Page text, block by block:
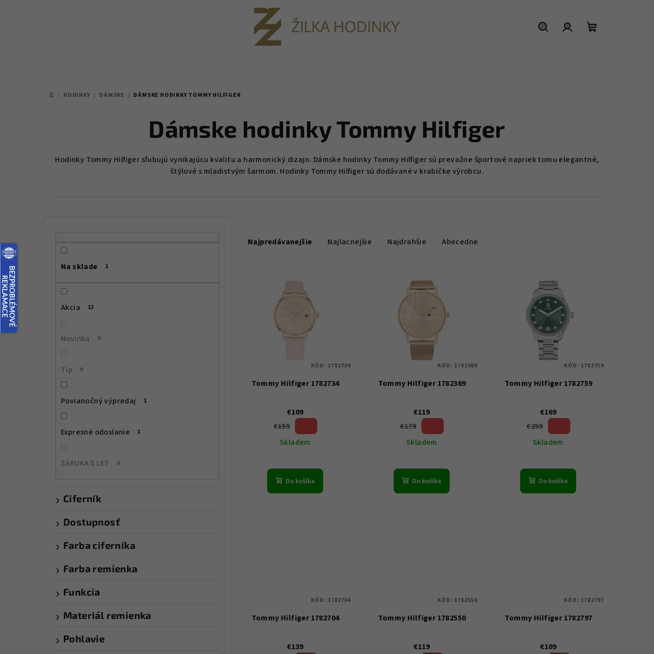
DOMOV
/ HODINKY / DÁMSKE / DÁMSKE HODINKY TOMMY HILFIGER
Dámske hodinky Tommy Hilfiger
Hodinky Tommy Hilfiger sľubujú vynikajúcu kvalitu a harmonický dizajn. Dámske hodinky Tommy Hilfiger sú prevažne športové napriek tomu elegantné,
štýlové s mladistvým šarmom. Hodinky Tommy Hilfiger sú dodávané v krabičke výrobcu.
Na sklade 1
Akcia 12
Novinka 0
Tip 0
Povianočný výpredaj 1
Expresné odoslanie 1
ZÁRUKA 5 LET 0
Ciferník
Dostupnosť
Farba ciferníka
Farba remienka
Funkcia
Materiál remienka
Pohlavie
aNajpredávanejšie Najlacnejšie Najdrahšie Abecedne
Tommy Hilfiger 1782734
€109
€159
Skladem
Do košíka
KÓD: 1782734
Tommy Hilfiger 1782369
€119
€179
Skladem
Do košíka
KÓD: 1782369
Tommy Hilfiger 1782759
€169
€259
Skladem
Do košíka
KÓD: 1782759
Tommy Hilfiger 1782704
€139
KÓD: 1782704
Tommy Hilfiger 1782550
€119
KÓD: 1782550
Tommy Hilfiger 1782797
€109
KÓD: 1782797